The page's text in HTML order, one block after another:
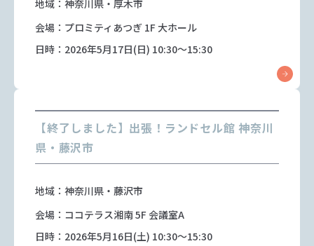
地域：神奈川県・厚木市
会場：プロミティあつぎ 1F 大ホール
日時：2026年5月17日(日) 10:30～15:30
【終了しました】出張！ランドセル館 神奈川
県・藤沢市
地域：神奈川県・藤沢市
会場：ココテラス湘南 5F 会議室A
日時：2026年5月16日(土) 10:30～15:30